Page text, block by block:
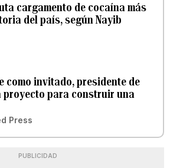
cargamento de cocaína más
del país, según Nayib
como invitado, presidente de
proyecto para construir una
Press
PUBLICIDAD